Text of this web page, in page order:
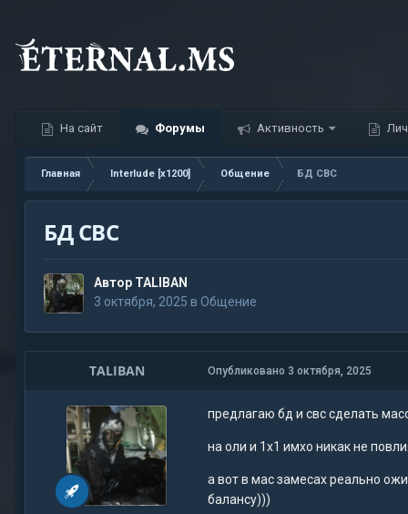
На сайт Форумы Активность
Главная Interlude [x1200] Общение БД СВС
БД СВС
Автор TALIBAN
3 октября, 2025 в Общение
TALIBAN Опубликовано 3 октября, 2025
предлагаю бд и свс сделать
на оли и 1х1 имхо никак не
а вот в мас замесах реально
балансу)))